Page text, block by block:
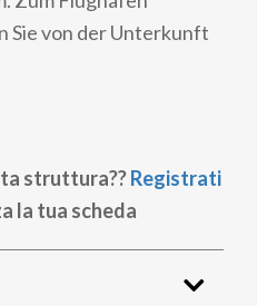
Sie von der Unterkunft
struttura??Registrati
la tua scheda